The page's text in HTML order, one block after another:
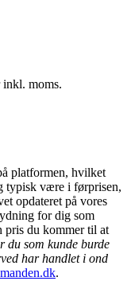
inkl. moms.
platformen, hvilket
typisk være i førprisen,
opdateret på vores
for dig som
pris du kommer til at
du som kunde burde
har handlet i ond
.